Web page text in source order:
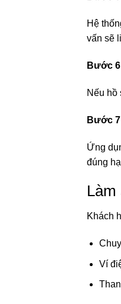
Hệ
vấn sẽ
Bước
Nếu hồ
Bước
Ứng
đúng
Làm
Khách
Ví